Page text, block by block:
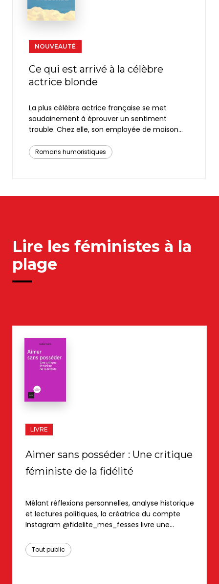
NOUVEAUTÉ
Ce qui est arrivé à la célèbre
actrice blonde
La plus célèbre actrice française se met
soudainement à éprouver un sentiment
trouble. Chez elle, son employée de maison
retourne sur son passage. Pour elle, c'est le
début d'une odyssée singulière aux frontières
Romans humoristiques
Lire les féministes à la
plage
LIVRE
Aimer sans posséder : Une critique
féministe de la fidélité
Mêlant réflexions personnelles, analyse historique
et lectures politiques, la créatrice du compte
Instagram @fidelite_mes_fesses livre une
S'interrogeant sur le modèle de la fidélité, qu'elle
envisage comme une construction sociale et
Tout public